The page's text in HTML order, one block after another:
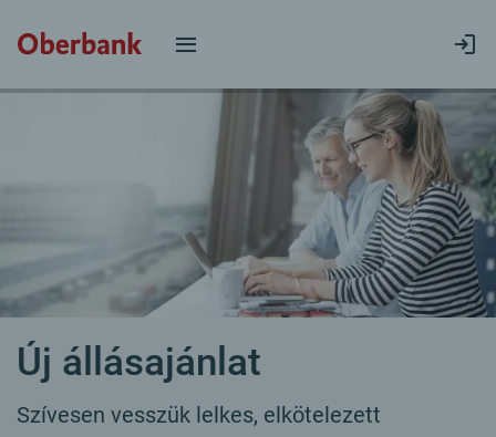
Új állásajánlat
Szívesen vesszük lelkes, elkötelezett